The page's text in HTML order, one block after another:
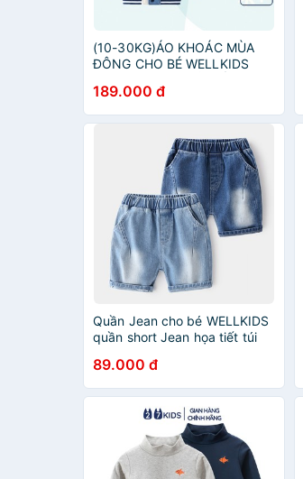
(10-30KG)ÁO KHOÁC MÙA
ĐÔNG CHO BÉ WELLKIDS
BÔNG, DÀI TAY, NÚT BẤM
SIZE ĐẠI 2 3 4 5 6 7 TUỔI
189.000 đ
Quần Jean cho bé WELLKIDS
quần short Jean họa tiết túi
Âu Mỹ
89.000 đ